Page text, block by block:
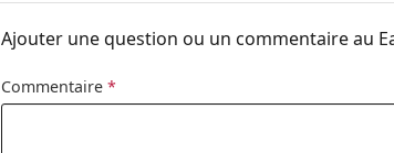
Ajouter une question ou un commentaire au
Commentaire *